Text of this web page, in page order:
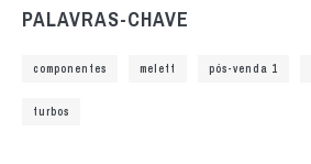
PALAVRAS-CHAVE
componentes melett pós-venda 1
turbos